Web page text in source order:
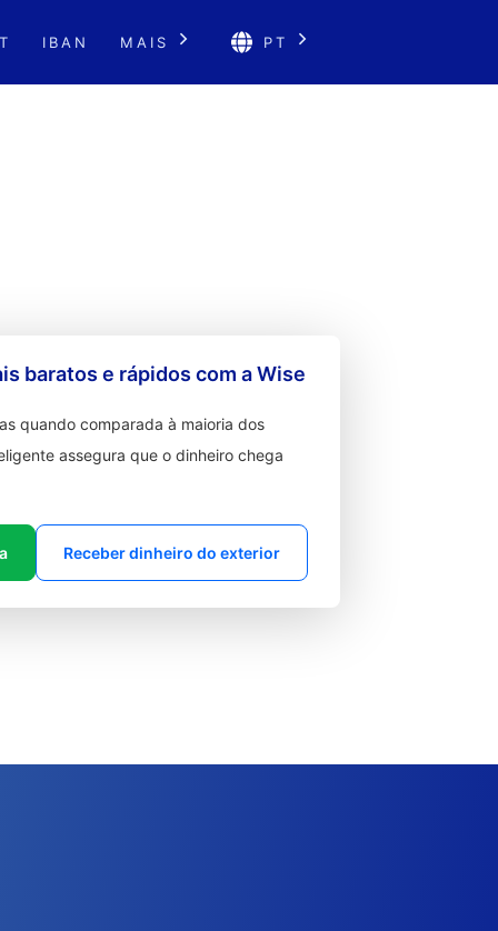
IBAN MAIS PT
baratos e rápidos com a Wise
quando comparada à maioria dos
assegura que o dinheiro chega
Receber dinheiro do exterior